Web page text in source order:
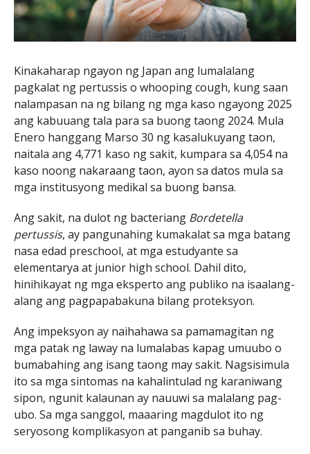
Kinakaharap ngayon ng Japan ang lumalalang
pagkalat ng pertussis o whooping cough, kung saan
nalampasan na ng bilang ng mga kaso ngayong 2025
ang kabuuang tala para sa buong taong 2024. Mula
Enero hanggang Marso 30 ng kasalukuyang taon,
naitala ang 4,771 kaso ng sakit, kumpara sa 4,054 na
kaso noong nakaraang taon, ayon sa datos mula sa
mga institusyong medikal sa buong bansa.
Ang sakit, na dulot ng bacteriang Bordetella
pertussis, ay pangunahing kumakalat sa mga batang
nasa edad preschool, at mga estudyante sa
elementarya at junior high school. Dahil dito,
hinihikayat ng mga eksperto ang publiko na isaalang-
alang ang pagpapabakuna bilang proteksyon.
Ang impeksyon ay naihahawa sa pamamagitan ng
mga patak ng laway na lumalabas kapag umuubo o
bumabahing ang isang taong may sakit. Nagsisimula
ito sa mga sintomas na kahalintulad ng karaniwang
sipon, ngunit kalaunan ay nauuwi sa malalang pag-
ubo. Sa mga sanggol, maaaring magdulot ito ng
seryosong komplikasyon at panganib sa buhay.